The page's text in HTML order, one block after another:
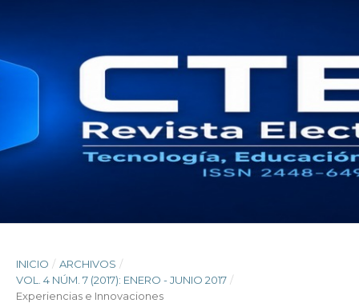
INICIO / ARCHIVOS /
VOL. 4 NÚM. 7 (2017): ENERO - JUNIO 2017 /
Experiencias e Innovaciones